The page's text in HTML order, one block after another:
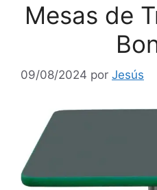
Mesas de
09/08/2024 por Jesús